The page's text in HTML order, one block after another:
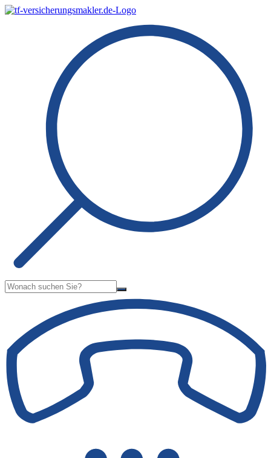
Suche